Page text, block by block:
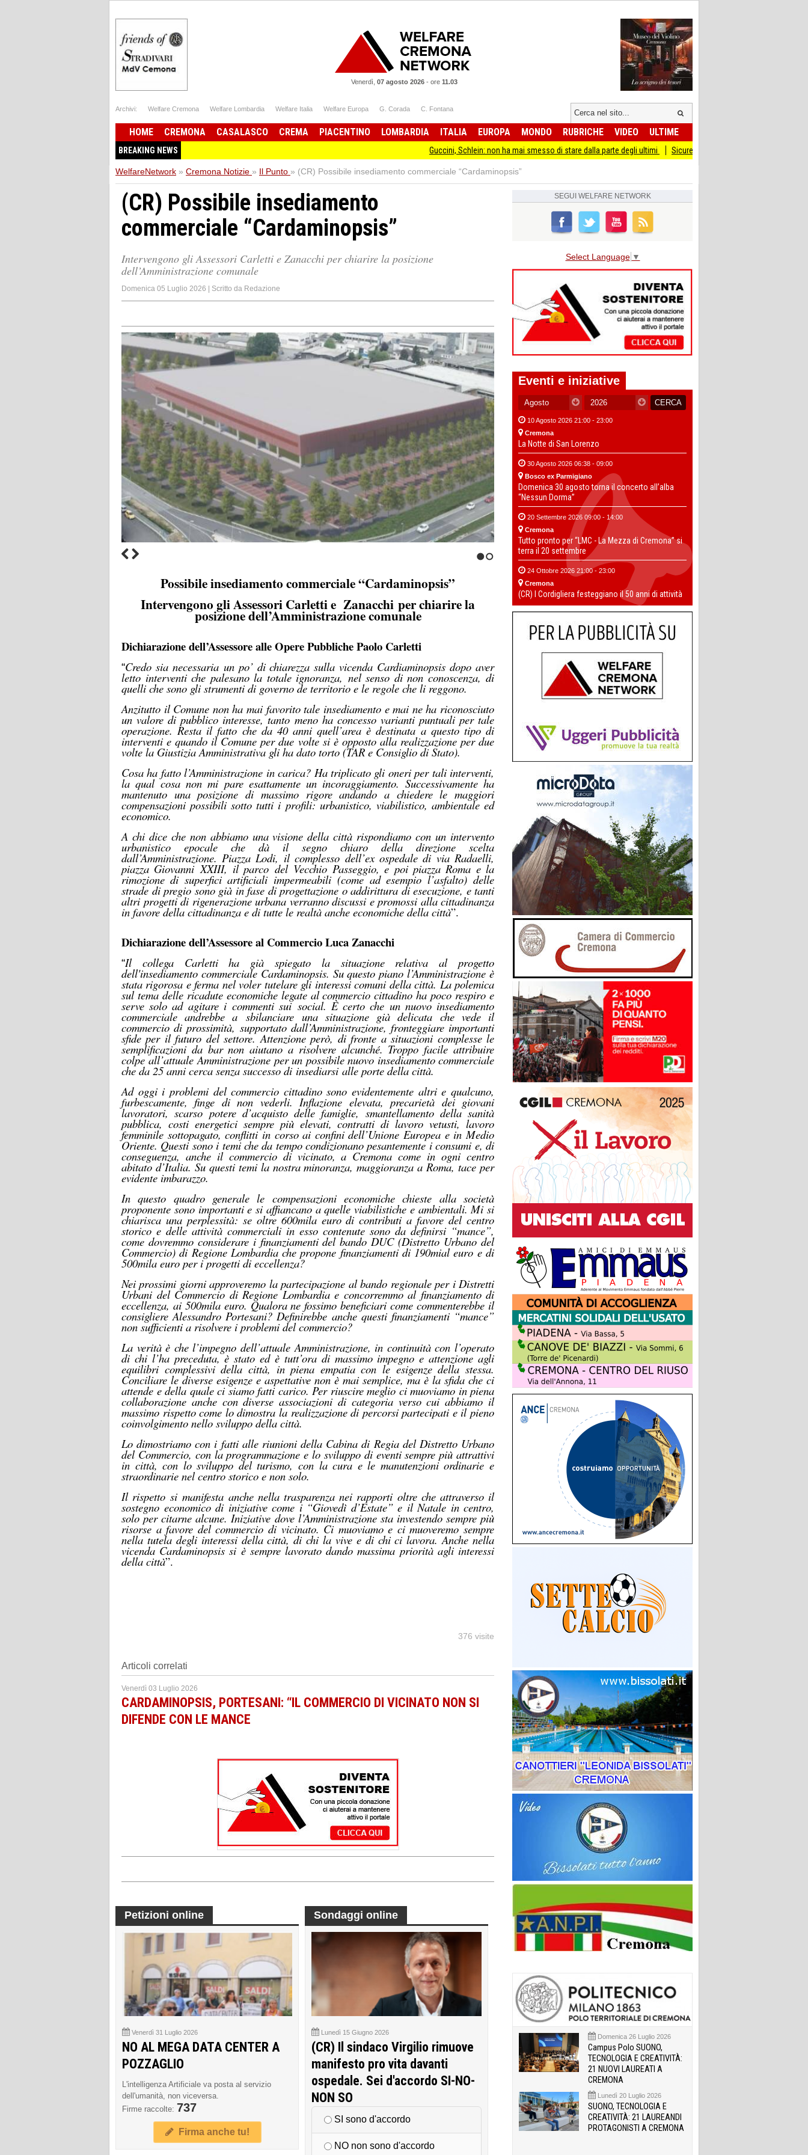
Venerdì, 07 agosto 2026- ore 11.03
Archivi: Welfare Cremona Welfare Lombardia Welfare Italia Welfare Europa G. Corada C. Fontana
HOME CREMONA CASALASCO CREMA PIACENTINO LOMBARDIA ITALIA EUROPA MONDO RUBRICHE VIDEO ULTIME
BREAKING NEWS Guccini, Schlein: non ha mai smesso di stare dalla parte degli ultimi Sicurezza I Giovani Democratici ribattono ai Giovani di
WelfareNetwork » Cremona Notizie » Il Punto » (CR) Possibile insediamento commerciale “Cardaminopsis”
(CR) Possibile insediamento
commerciale “Cardaminopsis”
Intervengono gli Assessori Carletti e Zanacchi per chiarire la posizione
dell’Amministrazione comunale
Domenica 05 Luglio 2026 | Scritto da Redazione
Possibile insediamento commerciale “Cardaminopsis”
Intervengono gli Assessori Carletti e Zanacchi per chiarire la
posizione dell’Amministrazione comunale
Dichiarazione dell’Assessore alle Opere Pubbliche Paolo Carletti
“Credo sia necessariaun po’ di chiarezza sulla vicenda Cardiaminopsis dopo aver
letto interventi che palesano la totale ignoranza, nel senso di non conoscenza, di
quelli che sono gli strumenti di governo de territorio e le regole che li reggono.
Anzitutto il Comune non ha mai favorito tale insediamento e mai ne ha riconosciuto
un valore di pubblico interesse, tanto meno ha concesso varianti puntuali per tale
operazione. Resta il fatto che da 40 anni quell’area è destinata a questo tipo di
interventi e quando il Comune per due volte si è opposto alla realizzazione per due
volte la Giustizia Amministrativa gli ha dato torto (TAR e Consiglio di Stato).
Cosa ha fatto l’Amministrazione in carica? Ha triplicato gli oneri per tali interventi,
la qual cosa non mi pare esattamente un incoraggiamento. Successivamente ha
mantenuto una posizione di massimo rigore andando a chiedere le maggiori
compensazioni possibili sotto tutti i profili: urbanistico, viabilistico, ambientale ed
economico.
A chi dice che non abbiamo una visione della città rispondiamo con un intervento
urbanistico epocale che dà il segno chiaro della direzione scelta
dall’Amministrazione. Piazza Lodi, il complesso dell’ex ospedale divia Radaelli,
piazza Giovanni XXIII, il parco del Vecchio Passeggio, e poi piazza Roma e la
rimozione di superfici artificiali impermeabili(come ad esempio l’asfalto)delle
strade di pregio sono già in fase di progettazione o addirittura di esecuzione, e tanti
altri progetti di rigenerazione urbana verranno discussi e promossi alla cittadinanza
in favore della cittadinanza e di tutte le realtà anche economiche della città”.
Dichiarazione dell’Assessore al Commercio Luca Zanacchi
“Il collega Carletti ha già spiegato la situazione relativa al progetto
dell'insediamento commerciale Cardaminopsis. Su questo piano l’Amministrazione è
stata rigorosa e ferma nel voler tutelare gli interessi comuni della città. La polemica
sul tema delle ricadute economiche legate al commercio cittadino ha poco respiro e
serve solo ad agitare icommenti sui social. È certo che un nuovo insediamento
commerciale andrebbe a sbilanciareuna situazione già delicata che vede il
commercio di prossimità, supportato dall’Amministrazione, fronteggiare importanti
sfide per il futuro del settore. Attenzione però, di fronte a situazioni complesse le
semplificazioni da bar non aiutano a risolvere alcunché. Troppo facile attribuire
colpe all’attuale Amministrazione per un possibile nuovo insediamento commerciale
che da 25 anni cerca senza successo di insediarsi alle porte della città.
Ad oggi i problemi del commercio cittadino sono evidentemente altri e qualcuno,
furbescamente, finge di non vederli. Inflazione elevata, precarietà dei giovani
lavoratori, scarso potere d’acquisto delle famiglie, smantellamento della sanità
pubblica, costi energetici sempre più elevati, contratti di lavoro vetusti, lavoro
femminile sottopagato, conflitti in corso ai confini dell’Unione Europea e in Medio
Oriente. Questi sono i temi che da tempo condizionano pesantemente i consumi e, di
conseguenza, anche il commercio di vicinato, a Cremona come in ogni centro
abitato d’Italia. Su questi temi la nostra minoranza, maggioranza a Roma, tace per
evidente imbarazzo.
In questo quadro generale le compensazioni economiche chieste alla società
proponente sono importanti e si affiancano a quelle viabilistiche e ambientali. Mi si
chiarisca una perplessità: se oltre 600mila euro di contributi a favore del centro
storico e delle attività commerciali in esso contenute sono da definirsi “mance”,
come dovremmo considerare i finanziamenti del bando DUC (Distretto Urbano del
Commercio) di Regione Lombardia che propone finanziamenti di 190mial euro e di
500mila euro per i progetti di eccellenza?
Nei prossimi giorni approveremo la partecipazione al bando regionale per i Distretti
Urbani del Commercio di Regione Lombardia e concorremmo al finanziamento di
eccellenza, ai 500mila euro. Qualora ne fossimo beneficiari come commenterebbe il
consigliere Alessandro Portesani? Definirebbe anche questi finanziamenti “mance”
non sufficienti a risolvere i problemi del commercio?
La verità è che l’impegno dell’attuale Amministrazione, in continuità con l’operato
di chi l’ha preceduta, è stato ed è tutt’ora di massimo impegno e attenzione agli
equilibri complessivi della città, in piena empatia con le esigenze della stessa.
Conciliare le diverse esigenze e aspettative non è mai semplice, ma è la sfida che ci
attende e della quale ci siamo fatti carico. Per riuscire meglio ci muoviamo in piena
collaborazione anche con diverse associazioni di categoria verso cui abbiamo il
massimo rispetto come lo dimostra la realizzazione di percorsi partecipati e il pieno
coinvolgimento nello sviluppo della città.
Lo dimostriamo con i fatti alle riunioni della Cabina di Regia del Distretto Urbano
del Commercio, con la programmazione e lo sviluppo di eventi sempre più attrattivi
in città, con lo sviluppo del turismo, con la cura e le manutenzioni ordinarie e
straordinarie nel centro storico e non solo.
Il rispettosi manifestaanche nella trasparenza nei rapporti oltre che attraverso il
sostegno economico di iniziative come i “Giovedì d’Estate” e il Natale in centro,
solo per citarne alcune. Iniziative dove l’Amministrazione sta investendo sempre più
risorse a favore del commercio di vicinato. Ci muoviamo e ci muoveremo sempre
nella tutela degli interessi della città, di chi la vive e di chi ci lavora. Anche nella
vicenda Cardaminopsis si è sempre lavorato dando massima priorità agli interessi
della città”.
376 visite
Articoli correlati
Venerdì 03 Luglio 2026
CARDAMINOPSIS, PORTESANI: “IL COMMERCIO DI VICINATO NON SI
DIFENDE CON LE MANCE
Petizioni online
Venerdì 31 Luglio 2026
NO AL MEGA DATA CENTER A
POZZAGLIO
L'intelligenza Artificiale va posta al servizio
dell'umanità, non viceversa.
Firme raccolte: 737
Firma anche tu!
Sondaggi online
Lunedì 15 Giugno 2026
(CR) Il sindaco Virgilio rimuove
manifesto pro vita davanti
ospedale. Sei d'accordo SI-NO-
NON SO
SI sono d'accordo
NO non sono d'accordo
SEGUI WELFARE NETWORK
Select Language ▼
Eventi e iniziative
10 Agosto 2026 21:00 - 23:00
Cremona
La Notte di San Lorenzo
30 Agosto 2026 06:38 - 09:00
Bosco ex Parmigiano
Domenica 30 agosto torna il concerto all’alba
“Nessun Dorma”
20 Settembre 2026 09:00 - 14:00
Cremona
Tutto pronto per “LMC - La Mezza di Cremona” si
terra il 20 settembre
24 Ottobre 2026 21:00 - 23:00
Cremona
(CR) I Cordigliera festeggiano il 50 anni di attività
Domenica 26 Luglio 2026
Campus Polo SUONO,
TECNOLOGIA E CREATIVITÀ:
21 NUOVI LAUREATI A
CREMONA
Lunedì 20 Luglio 2026
SUONO, TECNOLOGIA E
CREATIVITÀ: 21 LAUREANDI
PROTAGONISTI A CREMONA